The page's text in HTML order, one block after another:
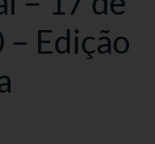
Edição